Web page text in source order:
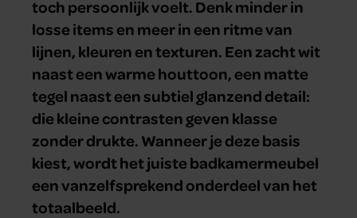
toch persoonlijk voelt. Denk minder in
losse items en meer in een ritme van
lijnen, kleuren en texturen. Een zacht wit
naast een warme houttoon, een matte
tegel naast een subtiel glanzend detail:
die kleine contrasten geven klasse
zonder drukte. Wanneer je deze basis
kiest, wordt het juiste badkamermeubel
een vanzelfsprekend onderdeel van het
totaalbeeld.